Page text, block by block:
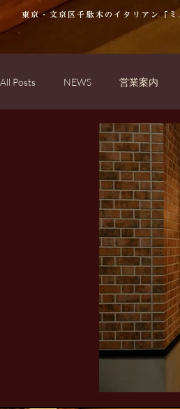
東京・文京区千駄木のイタリアン『ミ
All Posts NEWS 営業案内